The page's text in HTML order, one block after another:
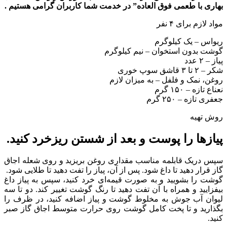
بهاری با طعمی فوق العاده” در خدمت شما کاربران گرامی هستیم .
مواد لازم برای ۴ نفر
ریواس – یک کیلوگرم
گوشت بدون استخوان – نیم کیلوگرم
پیاز – ۲ عدد
شکر – ۲ تا ۳ قاشق سوپ خوری
روغن، نمک و فلفل – به میزان لازم
نعناع تازه – ۱۵۰ گرم
جعفری تازه – ۲۵۰ گرم
روش تهیه
پیازها را پوست و بعد از شستن ریزخرد کنید.
سپس دریک قابلمه مناسب مقداری روغن بریزید و روی شعله اجاق
گاز قرار دهید تا داغ شود. پس از آن، پیاز را تفت دهید تا طلایی شود.
گوشت را بشویید و به صورت قیمه‌ای خرد کنید، سپس به پیاز داغ
بیفزایید و همراه با آن تفت دهید تا رنگ گوشت تغییر کند. دو تا سه
لیوان آب جوش به مخلوط گوشت و پیاز اضافه کنید، در ظرف را
بگذارید و تا پخت کامل گوشت روی حرارت متوسط اجاق گاز صبر
کنید.